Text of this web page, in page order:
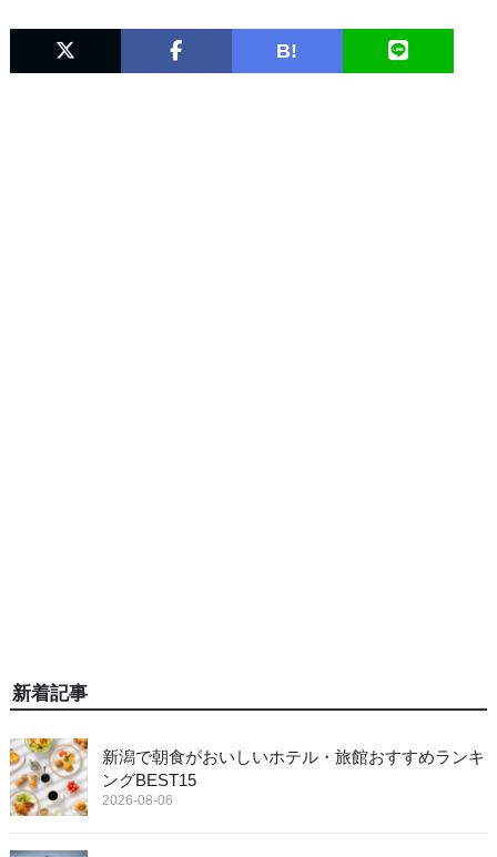
B!
新着記事
新潟で朝食がおいしいホテル・旅館おすすめランキ
ングBEST15
2026-08-06